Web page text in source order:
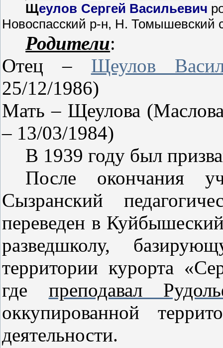
Щеулов Сергей Васильевич
Новоспасский р-н, Н. Томышевский
Родители:
Отец – Щеулов
25/12/1986)
Мать – Щеулова
– 13/03/1984)
В 1939 году был
После окончания
Сызранский
переведен в
разведшколу,
территории курорта
где преподавал
оккупированной
деятельности.